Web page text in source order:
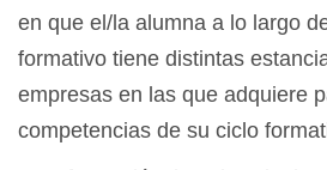
en que el/la alumna a lo largo
formativo tiene distintas
empresas en las que adquiere
competencias de su ciclo